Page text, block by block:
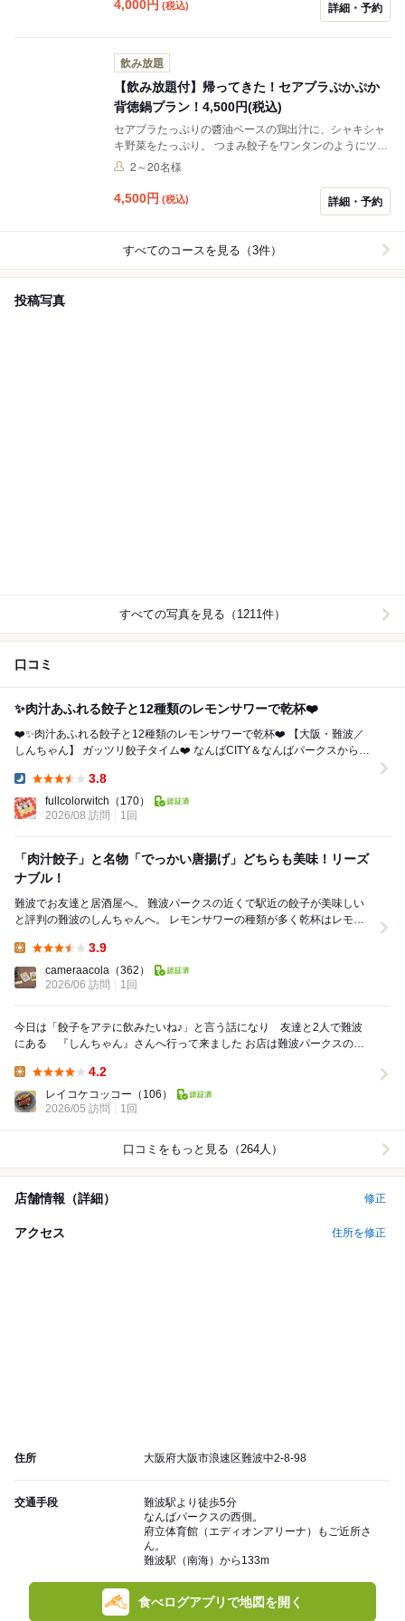
4,000円 (税込) 詳細・予約
飲み放題
【飲み放題付】帰ってきた！セアブラぷかぷか
背徳鍋プラン！4,500円(税込)
セアブラたっぷりの醬油ベースの鶏出汁に、シャキシャ
キ野菜をたっぷり。 つまみ餃子をワンタンのようにツル
っとどうぞ★ ✅飲み放題付き★生ビールやハイボール、
2～20名様
4,500円 (税込) 詳細・予約
すべてのコースを見る（3件）
投稿写真
すべての写真を見る（1211件）
口コミ
✨肉汁あふれる餃子と12種類のレモンサワーで乾杯❤️
❤️✨肉汁あふれる餃子と12種類のレモンサワーで乾杯❤️ 【大阪・難波／
しんちゃん】 ガッツリ餃子タイム❤️ なんばCITY＆なんばパークスからす
3.8
fullcolorwitch （170）
2026/08 訪問
1回
「肉汁餃子」と名物「でっかい唐揚げ」どちらも美味！リーズ
ナブル！
難波でお友達と居酒屋へ。 難波パークスの近くで駅近の餃子が美味しい
と評判の難波のしんちゃんへ。 レモンサワーの種類が多く乾杯はレモン
3.9
cameraacola （362）
2026/06 訪問
1回
今日は「餃子をアテに飲みたいね♪」と言う話になり 友達と2人で難波
にある 『しんちゃん』さんへ行って来ました お店は難波パークスの西
4.2
レイコケコッコー （106）
2026/05 訪問
1回
口コミをもっと見る（264人）
店舗情報（詳細） 修正
アクセス 住所を修正
住所 大阪府大阪市浪速区難波中2-8-98
交通手段
難波駅より徒歩5分
なんばパークスの西側。
府立体育館（エディオンアリーナ）もご近所さ
ん。
難波駅（南海）から133m
食べログアプリで地図を開く